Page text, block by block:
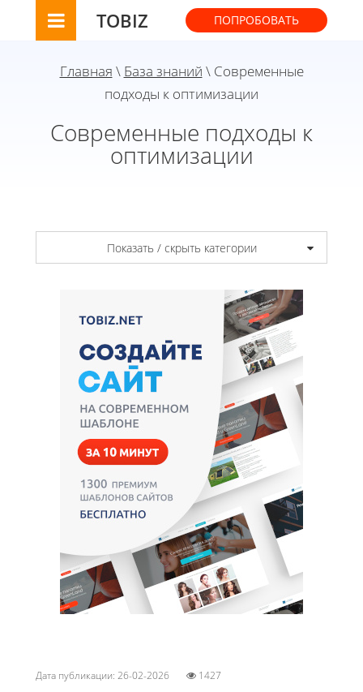
TOBIZ ПОПРОБОВАТЬ
Главная \ База знаний \ Современные
подходы к оптимизации
Современные подходы к
оптимизации
Показать / скрыть категории
Дата публикации: 26-02-2026 1427